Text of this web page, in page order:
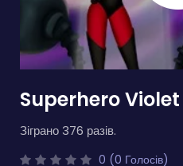
Superhero
Зіграно 376 разів.
0 (0 Голосів)